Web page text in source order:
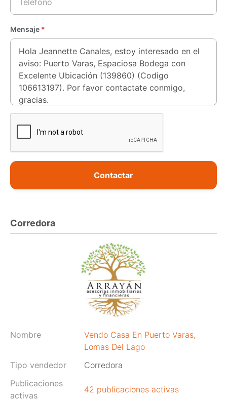
Mensaje *
Contactar
Corredora
Nombre
Vendo Casa En Puerto Varas,
Lomas Del Lago
Tipo vendedor
Corredora
Publicaciones
activas
42 publicaciones activas